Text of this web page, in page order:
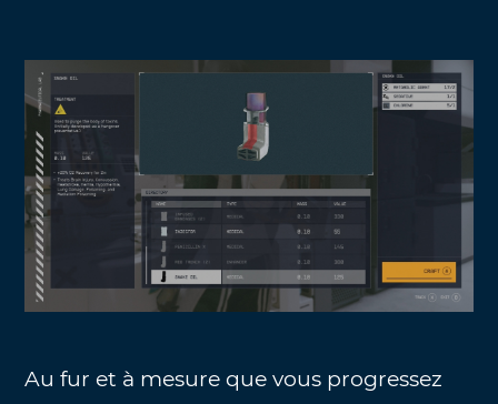
Au fur et à mesure que vous progressez